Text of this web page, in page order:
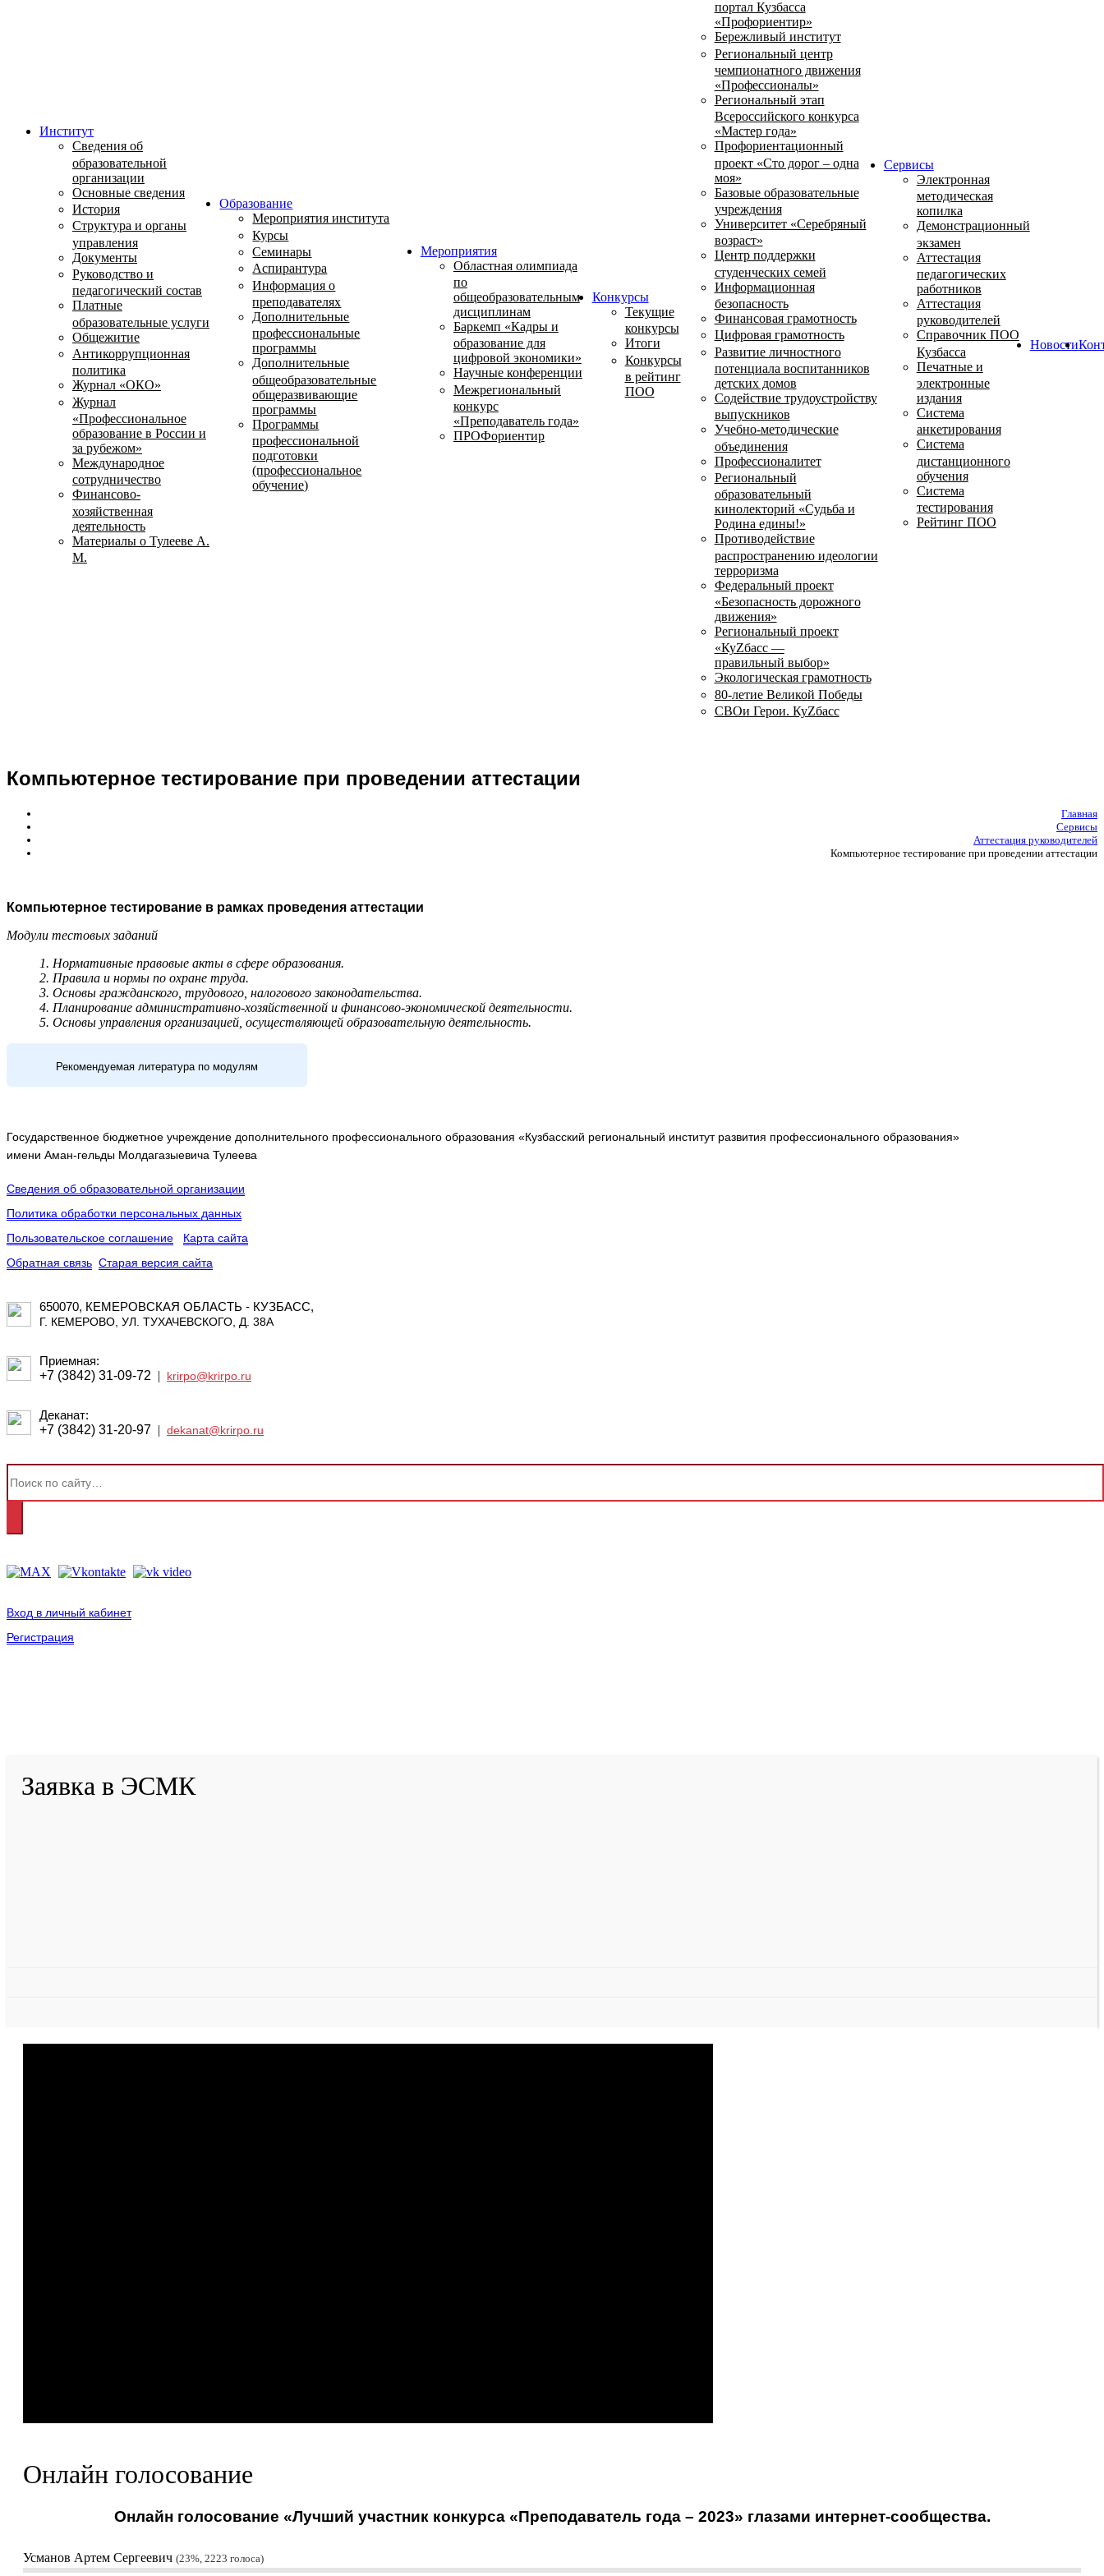
Институт
Сведения об
образовательной
организации
Основные сведения
История
Структура и органы
управления
Документы
Руководство и
педагогический состав
Платные
образовательные услуги
Общежитие
Антикоррупционная
политика
Журнал «ОКО»
Журнал
«Профессиональное
образование в России и
за рубежом»
Международное
сотрудничество
Финансово-
хозяйственная
деятельность
Материалы о Тулееве А.
М.
Образование
Мероприятия института
Курсы
Семинары
Аспирантура
Информация о
преподавателях
Дополнительные
профессиональные
программы
Дополнительные
общеобразовательные
общеразвивающие
программы
Программы
профессиональной
подготовки
(профессиональное
обучение)
Мероприятия
Областная олимпиада
по
общеобразовательным
дисциплинам
Баркемп «Кадры и
образование для
цифровой экономики»
Научные конференции
Межрегиональный
конкурс
«Преподаватель года»
ПРОФориентир
Конкурсы
Текущие
конкурсы
Итоги
Конкурсы
в рейтинг
ПОО
портал Кузбасса
«Профориентир»
Бережливый институт
Региональный центр
чемпионатного движения
«Профессионалы»
Региональный этап
Всероссийского конкурса
«Мастер года»
Профориентационный
проект «Сто дорог – одна
моя»
Базовые образовательные
учреждения
Университет «Серебряный
возраст»
Центр поддержки
студенческих семей
Информационная
безопасность
Финансовая грамотность
Цифровая грамотность
Развитие личностного
потенциала воспитанников
детских домов
Содействие трудоустройству
выпускников
Учебно-методические
объединения
Профессионалитет
Региональный
образовательный
кинолекторий «Судьба и
Родина едины!»
Противодействие
распространению идеологии
терроризма
Федеральный проект
«Безопасность дорожного
движения»
Региональный проект
«КуZбасс —
правильный выбор»
Экологическая грамотность
80-летие Великой Победы
СВОи Герои. КуZбасс
Сервисы
Электронная
методическая
копилка
Демонстрационный
экзамен
Аттестация
педагогических
работников
Аттестация
руководителей
Справочник ПОО
Кузбасса
Печатные и
электронные
издания
Система
анкетирования
Система
дистанционного
обучения
Система
тестирования
Рейтинг ПОО
Новости
Компьютерное тестирование при проведении аттестации
Главная
Сервисы
Аттестация руководителей
Компьютерное тестирование при проведении аттестации
Компьютерное тестирование в рамках проведения аттестации
Модули тестовых заданий
1. Нормативные правовые акты в сфере образования.
2. Правила и нормы по охране труда.
3. Основы гражданского, трудового, налогового законодательства.
4. Планирование административно-хозяйственной и финансово-экономической деятельности.
5. Основы управления организацией, осуществляющей образовательную деятельность.
Рекомендуемая литература по модулям
Государственное бюджетное учреждение дополнительного профессионального образования «Кузбасский региональный институт развития профессионального образования»
имени Аман-гельды Молдагазыевича Тулеева
Сведения об образовательной организации
Политика обработки персональных данных
Пользовательское соглашение
Карта сайта
Обратная связь Старая версия сайта
650070, КЕМЕРОВСКАЯ ОБЛАСТЬ - КУЗБАСС,
Г. КЕМЕРОВО, УЛ. ТУХАЧЕВСКОГО, Д. 38А
Приемная:
+7 (3842) 31-09-72 | krirpo@krirpo.ru
Деканат:
+7 (3842) 31-20-97 | dekanat@krirpo.ru
Вход в личный кабинет
Регистрация
Заявка в ЭСМК
Онлайн голосование
Онлайн голосование «Лучший участник конкурса «Преподаватель года – 2023» глазами интернет-сообщества.
Усманов Артем Сергеевич 23%, 2223 голоса